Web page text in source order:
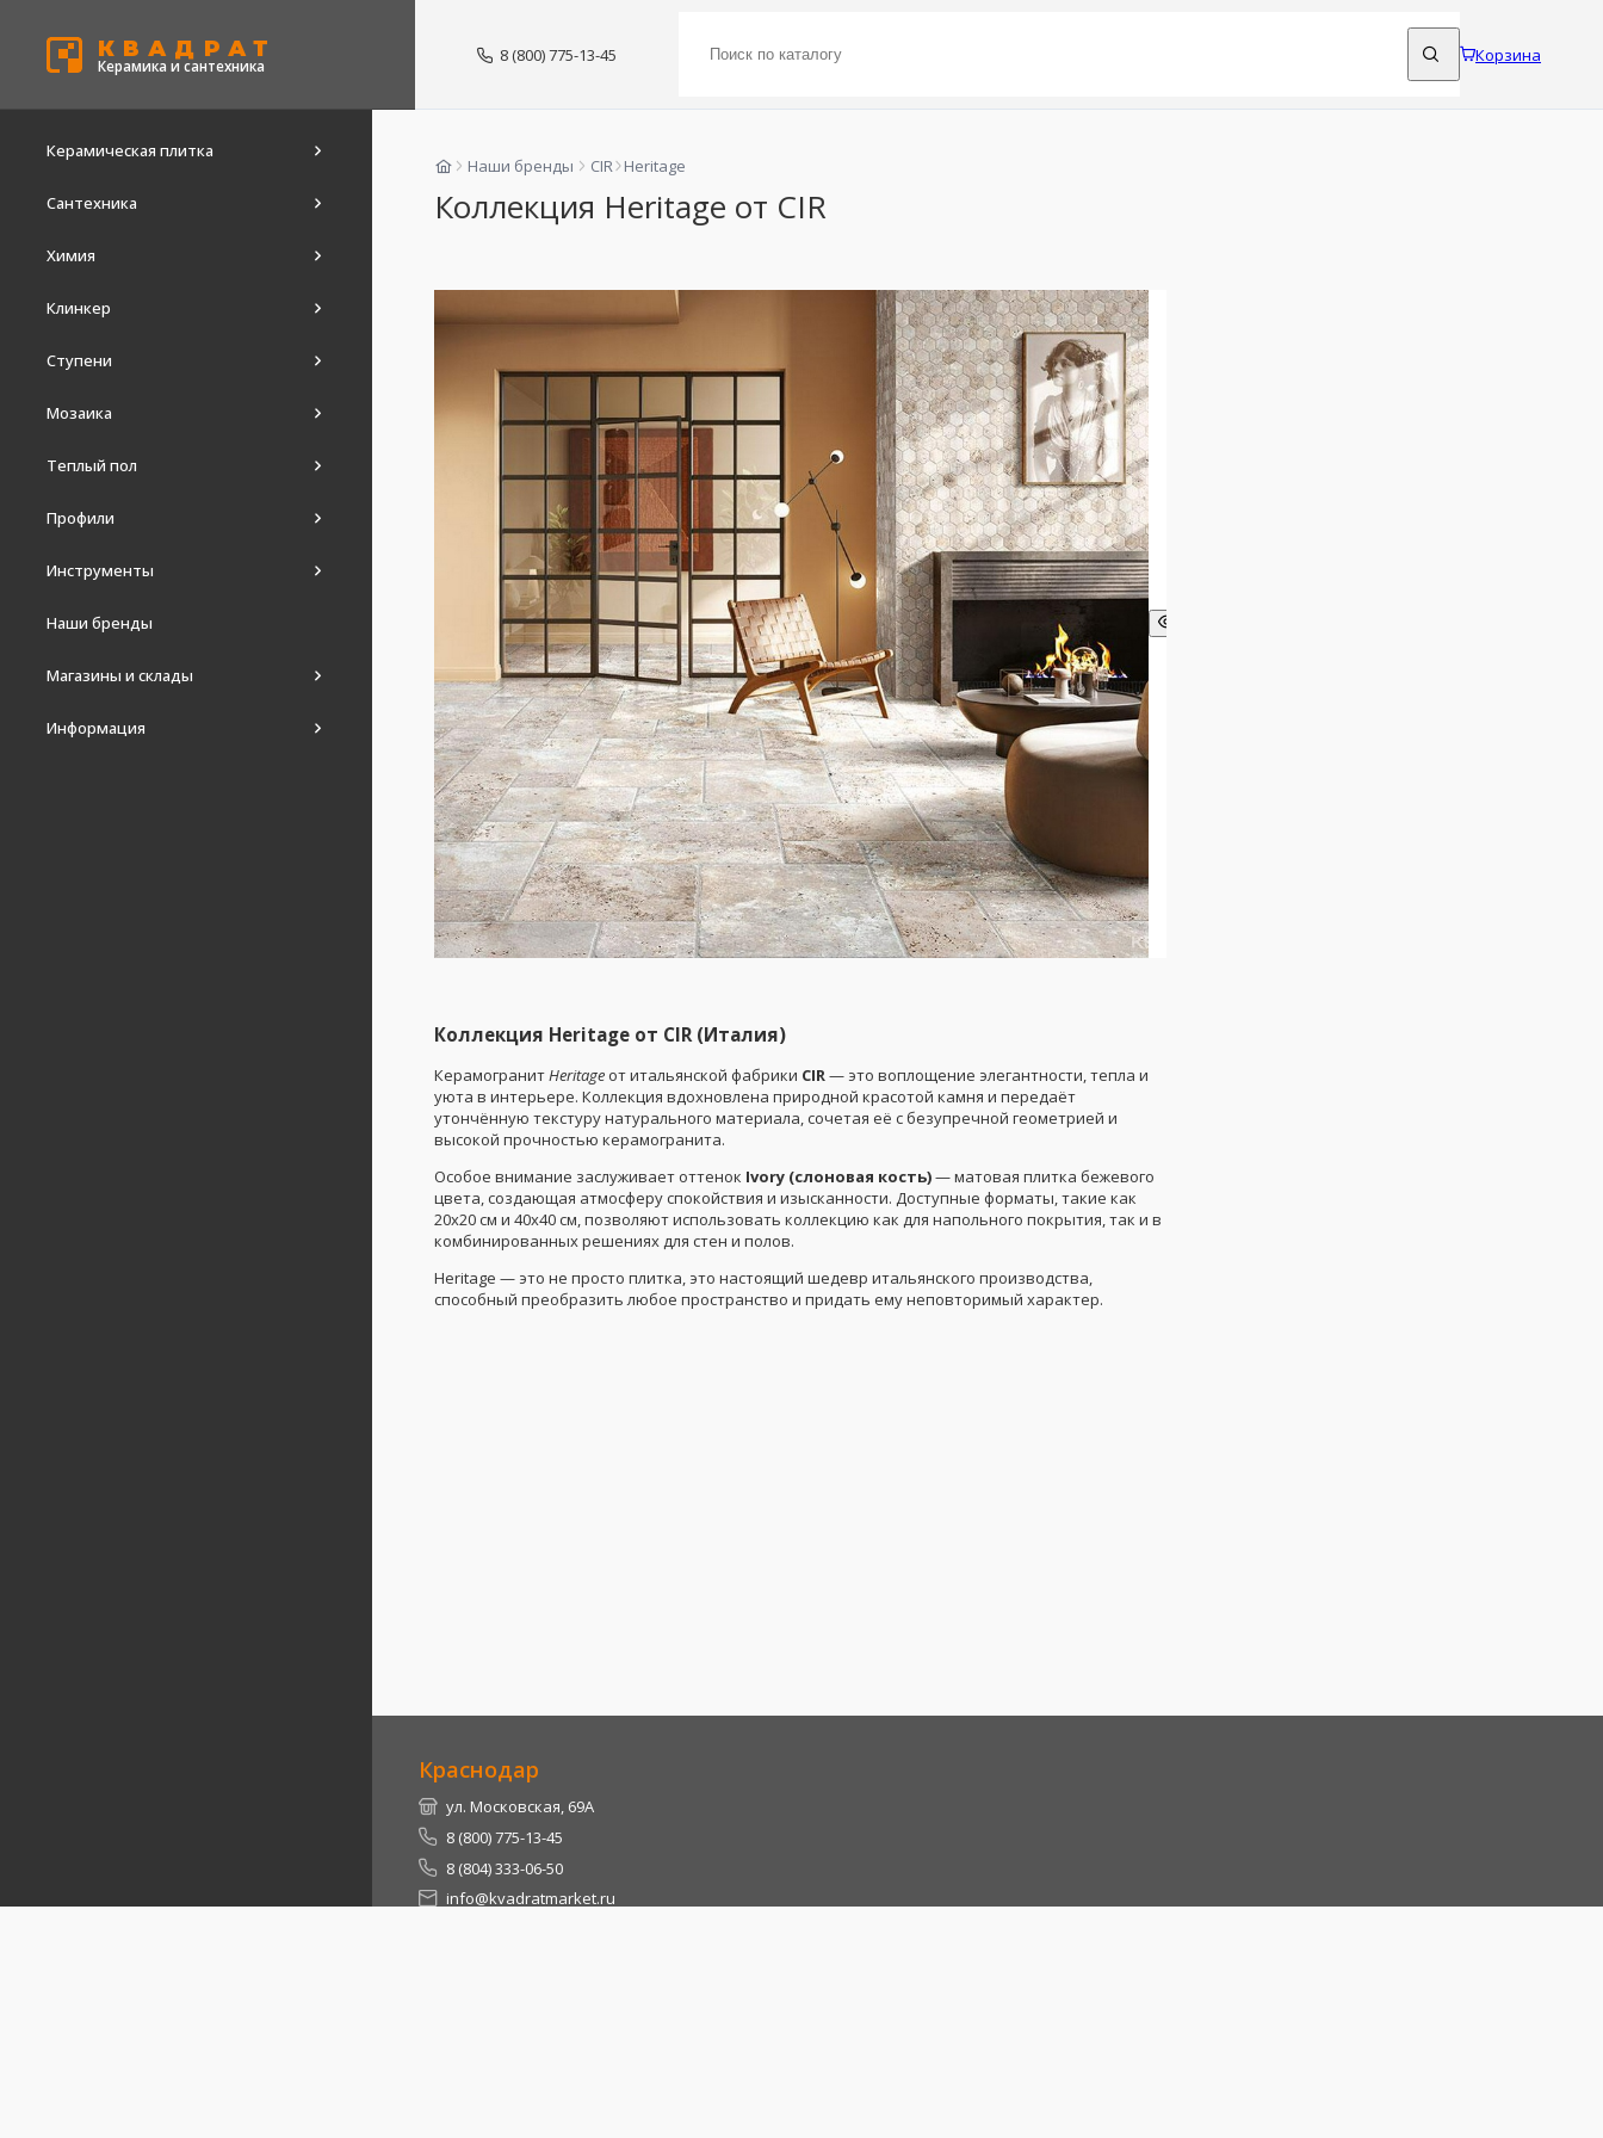
КВАДРАТ
Керамика и сантехника
8 (800) 775-13-45 Корзина
Керамическая плитка
Сантехника
Химия
Клинкер
Ступени
Мозаика
Теплый пол
Профили
Инструменты
Наши бренды
Магазины и склады
Информация
Наши бренды CIR Heritage
Коллекция Heritage от CIR
Коллекция Heritage от CIR (Италия)
КерамогранитHeritage от итальянской фабрики CIR— это воплощение элегантности, тепла и
уюта в интерьере. Коллекция вдохновлена природной красотой камня и передаёт
утончённую текстуру натурального материала, сочетая её с безупречной геометрией и
высокой прочностью керамогранита.
Особое внимание заслуживает оттенок Ivory (слоновая кость)— матовая плитка бежевого
цвета, создающая атмосферу спокойствия и изысканности. Доступные форматы, такие как
20x20 см и 40x40 см, позволяют использовать коллекцию как для напольного покрытия, так и в
комбинированных решениях для стен и полов.
Heritage — это не просто плитка, это настоящий шедевр итальянского производства,
способный преобразить любое пространство и придать ему неповторимый характер.
Краснодар
ул. Московская, 69А
8 (800) 775-13-45
8 (804) 333-06-50
info@kvadratmarket.ru